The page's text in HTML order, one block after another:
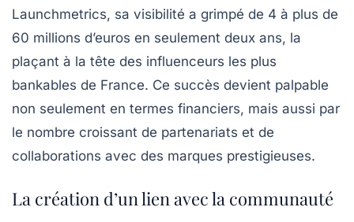
Launchmetrics, sa visibilité a grimpé de 4 à plus de
60 millions d’euros en seulement deux ans, la
plaçant à la tête des influenceurs les plus
bankables de France. Ce succès devient palpable
non seulement en termes financiers, mais aussi par
le nombre croissant de partenariats et de
collaborations avec des marques prestigieuses.
La création d’un lien avec la communauté